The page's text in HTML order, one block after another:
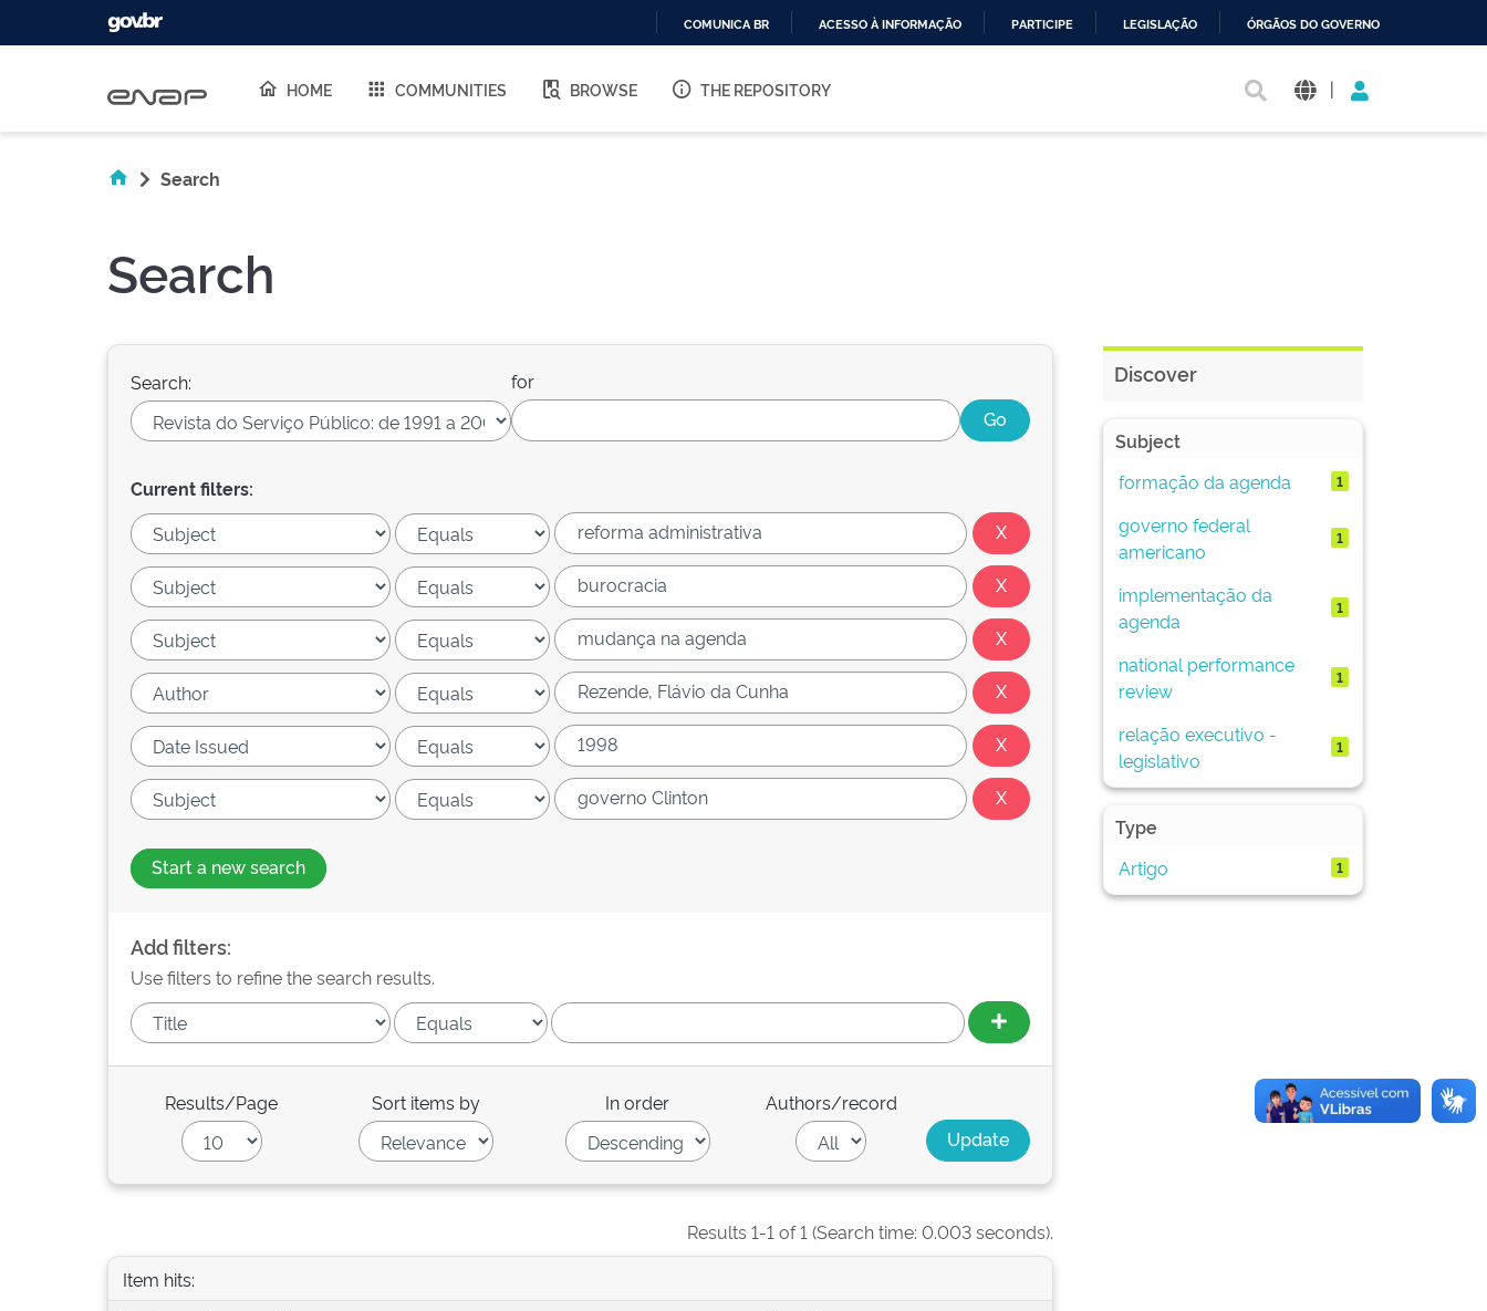
O
COMUNICA BR ACESSO À INFORMAÇÃO PARTICIPE LEGISLAÇÃO ÓRGÃOS DO GOVERNO
HOME COMMUNITIES BROWSE THE REPOSITORY |
Search
Search
Search: for
Current filters:
Start a new search
Add filters:
Use filters to refine the search results.
Results/Page Sort items by In order Authors/record
Results 1-1 of 1 (Search time: 0.003 seconds).
Item hits:
Discover
Subject
formação da agenda
1
governo federal
americano
1
implementação da
agenda
1
national performance
review
1
relação executivo -
legislativo
1
Type
Artigo
1